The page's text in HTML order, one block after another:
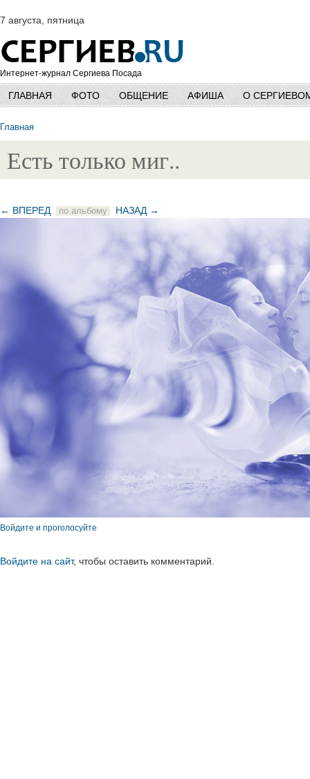
7 августа, пятница
Интернет-журнал Сергиева Посада
ГЛАВНАЯ ФОТО ОБЩЕНИЕ АФИША О
Главная
Есть только миг..
← ВПЕРЕД по альбому НАЗАД →
Войдите и проголосуйте
Войдите на сайт, чтобы оставить комментарий.